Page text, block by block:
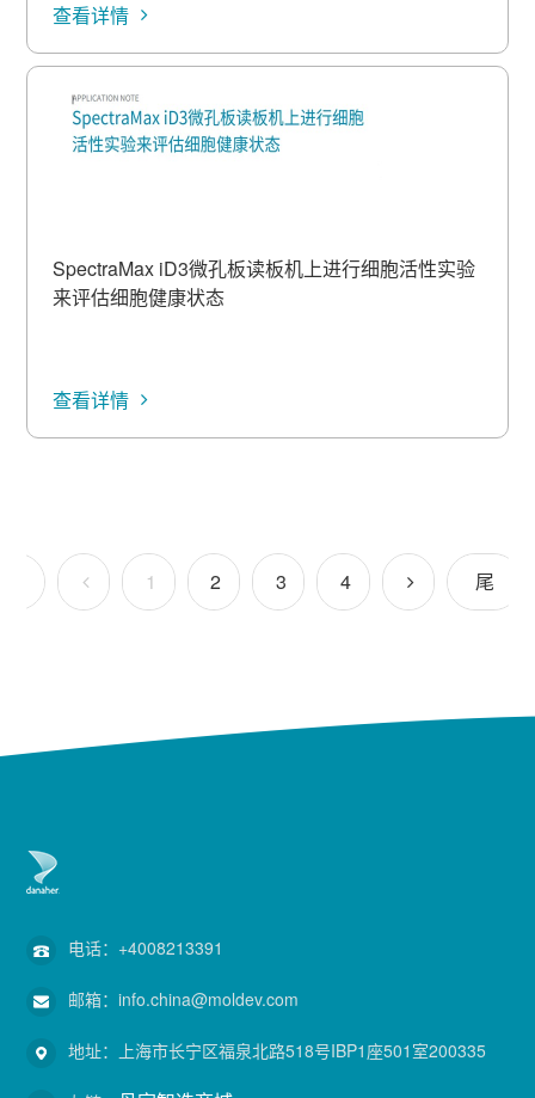
查看详情
SpectraMax iD3微孔板读板机上进行细胞活性实验
来评估细胞健康状态
查看详情
1 2 3 4
尾
电话： +4008213391
邮箱：info.china@moldev.com
地址： 上海市长宁区福泉北路518号IBP1座501室200335